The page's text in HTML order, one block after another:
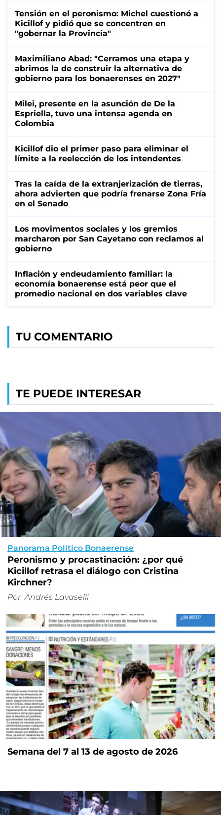
Tensión en el peronismo: Michel cuestionó a
Kicillof y pidió que se concentren en
"gobernar la Provincia"
Maximiliano Abad: "Cerramos una etapa y
abrimos la de construir la alternativa de
gobierno para los bonaerenses en 2027"
Milei, presente en la asunción de De la
Espriella, tuvo una intensa agenda en
Colombia
Kicillof dio el primer paso para eliminar el
límite a la reelección de los intendentes
Tras la caída de la extranjerización de tierras,
ahora advierten que podría frenarse Zona Fría
en el Senado
Los movimentos sociales y los gremios
marcharon por San Cayetano con reclamos al
gobierno
Inflación y endeudamiento familiar: la
economía bonaerense está peor que el
promedio nacional en dos variables clave
TU COMENTARIO
TE PUEDE INTERESAR
Panorama Político Bonaerense
Peronismo y procastinación: ¿por qué
Kicillof retrasa el diálogo con Cristina
Kirchner?
Por Andrés Lavaselli
Semana del 7 al 13 de agosto de 2026